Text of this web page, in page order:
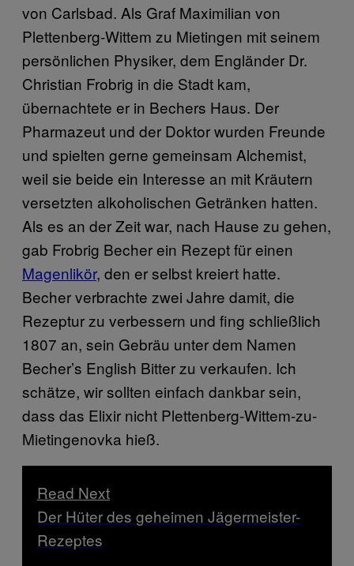
von Carlsbad. Als Graf Maximilian von
Plettenberg-Wittem zu Mietingen mit seinem
persönlichen Physiker, dem Engländer Dr.
Christian Frobrig in die Stadt kam,
übernachtete er in Bechers Haus. Der
Pharmazeut und der Doktor wurden Freunde
und spielten gerne gemeinsam Alchemist,
weil sie beide ein Interesse an mit Kräutern
versetzten alkoholischen Getränken hatten.
Als es an der Zeit war, nach Hause zu gehen,
gab Frobrig Becher ein Rezept für einen
Magenlikör, den er selbst kreiert hatte.
Becher verbrachte zwei Jahre damit, die
Rezeptur zu verbessern und fing schließlich
1807 an, sein Gebräu unter dem Namen
Becher’s English Bitter zu verkaufen. Ich
schätze, wir sollten einfach dankbar sein,
dass das Elixir nicht Plettenberg-Wittem-zu-
Mietingenovka hieß.
Read Next
Der Hüter des geheimen Jägermeister-
Rezeptes